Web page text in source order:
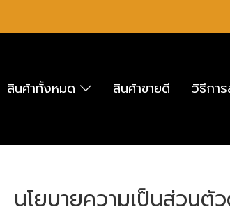
สินค้าทั้งหมด สินค้าขายดี วิธีกา
นโยบายความเป็นส่วนตั